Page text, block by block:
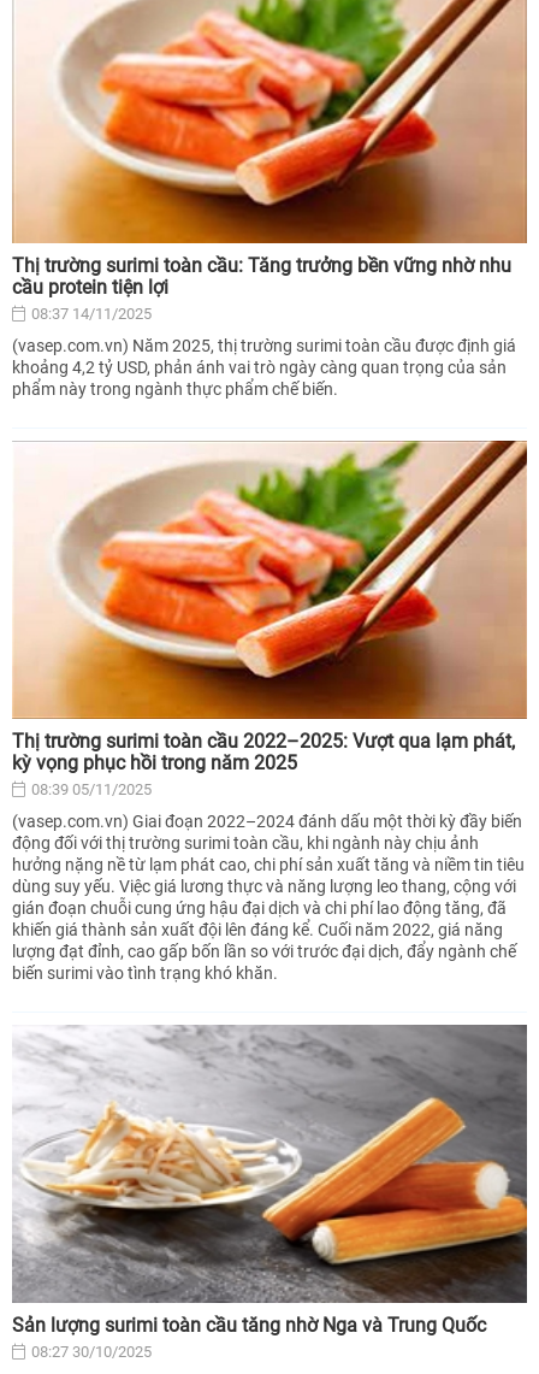
Thị trường surimi toàn cầu: Tăng trưởng bền vững nhờ nhu
cầu protein tiện lợi
08:37 14/11/2025
(vasep.com.vn) Năm 2025, thị trường surimi toàn cầu được định giá
khoảng 4,2 tỷ USD, phản ánh vai trò ngày càng quan trọng của sản
phẩm này trong ngành thực phẩm chế biến.
Thị trường surimi toàn cầu 2022–2025: Vượt qua lạm phát,
kỳ vọng phục hồi trong năm 2025
08:39 05/11/2025
(vasep.com.vn) Giai đoạn 2022–2024 đánh dấu một thời kỳ đầy biến
động đối với thị trường surimi toàn cầu, khi ngành này chịu ảnh
hưởng nặng nề từ lạm phát cao, chi phí sản xuất tăng và niềm tin tiêu
dùng suy yếu. Việc giá lương thực và năng lượng leo thang, cộng với
gián đoạn chuỗi cung ứng hậu đại dịch và chi phí lao động tăng, đã
khiến giá thành sản xuất đội lên đáng kể. Cuối năm 2022, giá năng
lượng đạt đỉnh, cao gấp bốn lần so với trước đại dịch, đẩy ngành chế
biến surimi vào tình trạng khó khăn.
Sản lượng surimi toàn cầu tăng nhờ Nga và Trung Quốc
08:27 30/10/2025